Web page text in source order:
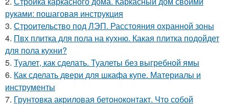
руками: пошаговая инструкция
3. Строительство под ЛЭП. Расстояния охранной зоны
4. Пвх плитка для пола на кухню. Какая плитка подойдет
для пола кухни?
5. Туалет, как сделать. Туалеты без выгребной ямы
6. Как сделать двери для шкафа купе. Материалы и
инструменты
7. Грунтовка акриловая бетоноконтакт. Что собой